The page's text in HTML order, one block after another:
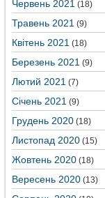
Червень 2021 (18)
Травень 2021 (9)
Квітень 2021 (18)
Березень 2021 (9)
Лютий 2021 (7)
Січень 2021 (9)
Грудень 2020 (18)
Листопад 2020 (15)
Жовтень 2020 (18)
Вересень 2020 (13)